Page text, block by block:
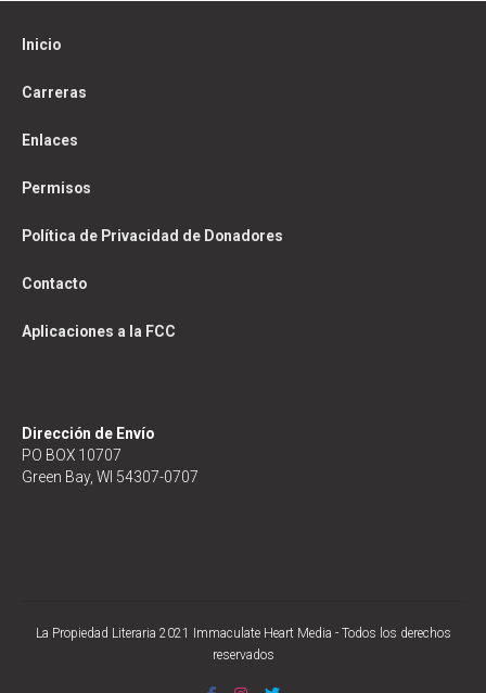
Inicio
Carreras
Enlaces
Permisos
Política de Privacidad de Donadores
Contacto
Aplicaciones a la FCC
Dirección de Envío
PO BOX 10707
Green Bay, WI 54307-0707
La Propiedad Literaria 2021 Immaculate Heart Media - Todos los derechos
reservados